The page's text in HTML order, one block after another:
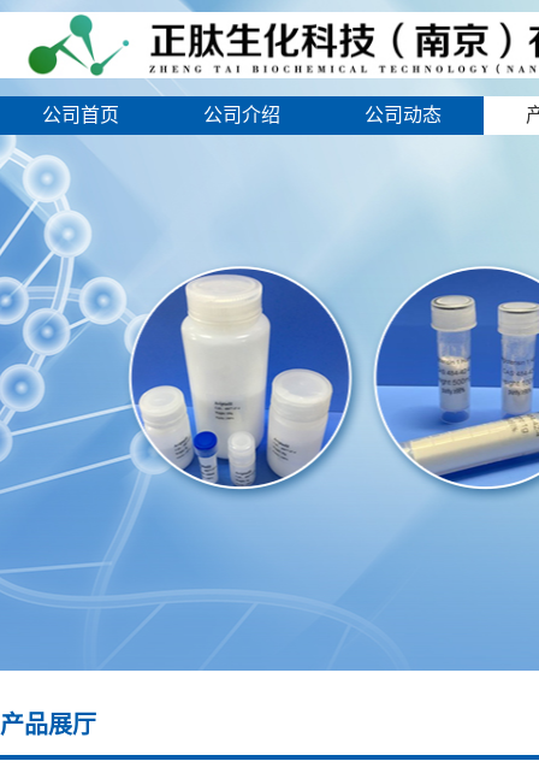
公司首页 公司介绍 公司动态
产品展厅